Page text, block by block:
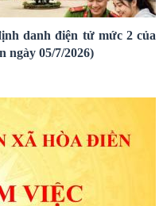
danh điện tử mức 2 của
ngày 05/7/2026)